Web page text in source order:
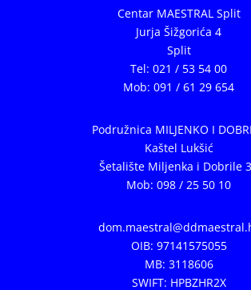
Centar MAESTRAL Split
Jurja Šižgorića 4
Split
Tel: 021 / 53 54 00
Mob: 091 / 61 29 654
Podružnica MILJENKO I
Kaštel Lukšić
Šetalište Miljenka i Dobrile
Mob: 098 / 25 50 10
OIB: 97141575055
MB: 3118606
SWIFT: HPBZHR2X